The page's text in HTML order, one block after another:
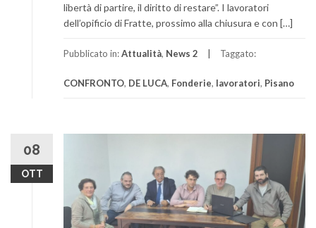
libertà di partire, il diritto di restare”. I lavoratori
dell’opificio di Fratte, prossimo alla chiusura e con […]
Pubblicato in:Attualità, News 2 Taggato:
CONFRONTO, DE LUCA, Fonderie, lavoratori, Pisano
08
OTT